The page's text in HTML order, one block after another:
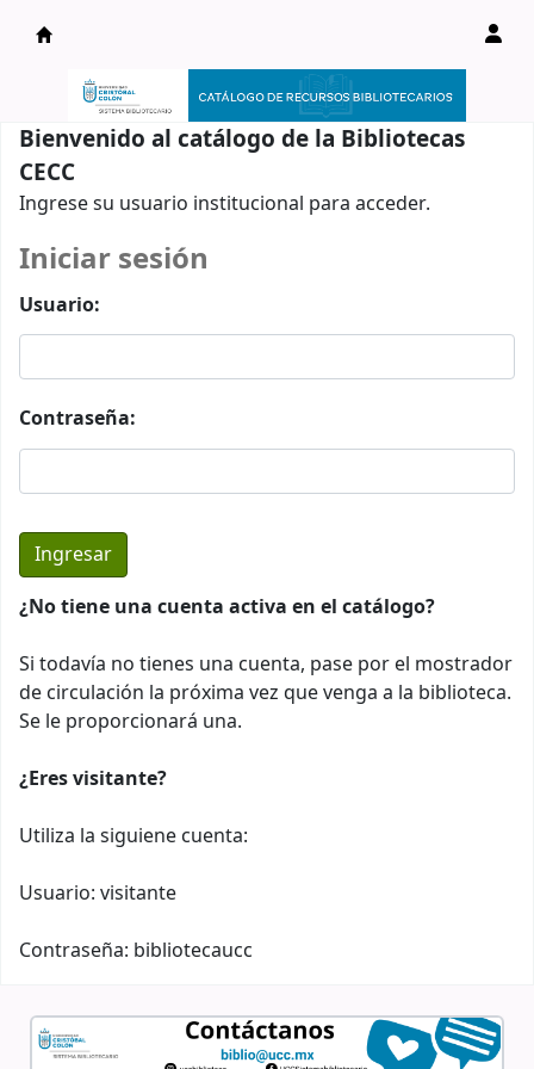
Catálogo en línea
Bienvenido al catálogo de la Bibliotecas
CECC
Ingrese su usuario institucional para acceder.
Iniciar sesión
Usuario:
Contraseña:
¿No tiene una cuenta activa en el catálogo?
Si todavía no tienes una cuenta, pase por el mostrador
de circulación la próxima vez que venga a la biblioteca.
Se le proporcionará una.
¿Eres visitante?
Utiliza la siguiene cuenta:
Usuario: visitante
Contraseña: bibliotecaucc